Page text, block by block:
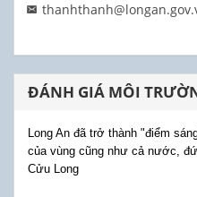
ĐÁNH GIÁ MÔI
Long An đã trở thành "điểm
của vùng cũng như cả nước,
Cửu Long